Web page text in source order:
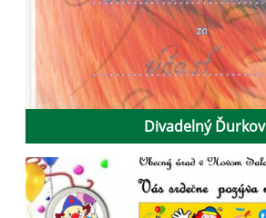
Divadelný Ďurkov